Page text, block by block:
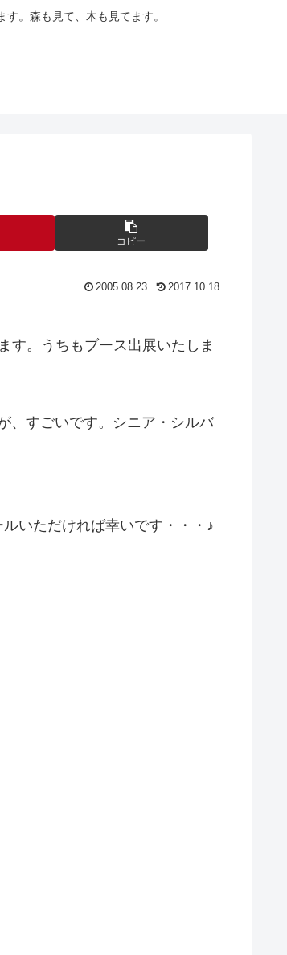
。森も見て、木も見てます。
コピー
2005.08.23 2017.10.18
す。うちもブース出展いたしま
、すごいです。シニア・シルバ
いただければ幸いです・・・♪